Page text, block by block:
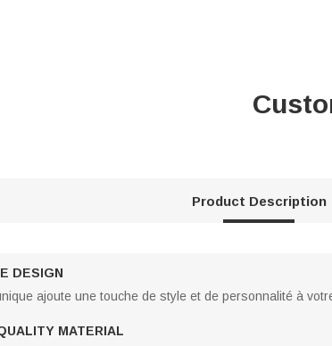
Product Description
DESIGN
ajoute une touche de style et de personnalité à
MATERIAL